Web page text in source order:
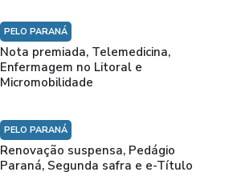
PELO PARANÁ
Nota premiada, Telemedicina,
Enfermagem no Litoral e
Micromobilidade
PELO PARANÁ
Renovação suspensa, Pedágio
Paraná, Segunda safra e e-Título